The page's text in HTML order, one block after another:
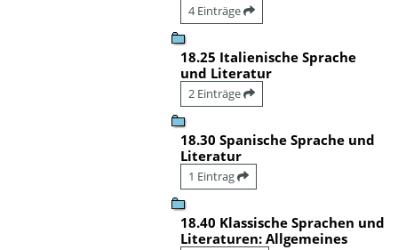
4 Einträge
18.25 Italienische Sprache
und Literatur
2 Einträge
18.30 Spanische Sprache und
Literatur
1 Eintrag
18.40 Klassische Sprachen und
Literaturen: Allgemeines